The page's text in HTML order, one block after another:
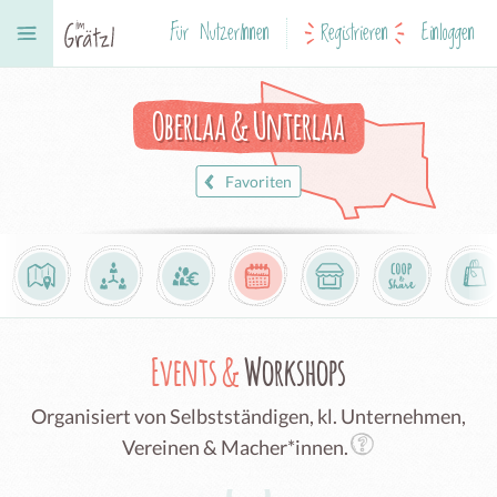
Für NutzerInnen Registrieren Einloggen
Oberlaa & Unterlaa
Favoriten
Events &Workshops
Organisiert von Selbstständigen, kl. Unternehmen,
Vereinen & Macher*innen.